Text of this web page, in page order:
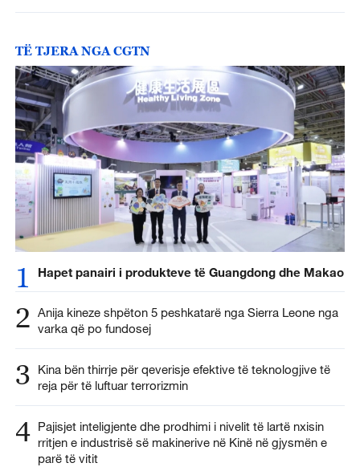
TË TJERA NGA CGTN
1 Hapet panairi i produkteve të Guangdong dhe Makao
2 Anija kineze shpëton 5 peshkatarë nga Sierra Leone nga
varka që po fundosej
3
Kina bën thirrje për qeverisje efektive të teknologjive të
reja për të luftuar terrorizmin
4 Pajisjet inteligjente dhe prodhimi i nivelit të lartë nxisin
rritjen e industrisë së makinerive në Kinë në gjysmën e
parë të vitit